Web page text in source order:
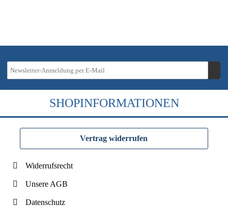
SHOPINFORMATIONEN
Vertrag widerrufen
Widerrufsrecht
Unsere AGB
Datenschutz